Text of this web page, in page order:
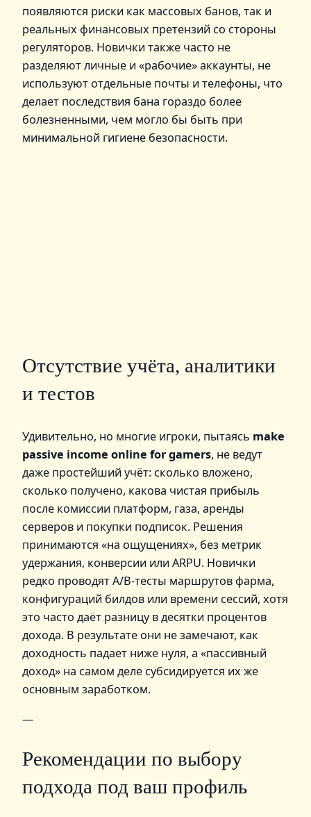
появляются риски как массовых банов, так и
реальных финансовых претензий со стороны
регуляторов. Новички также часто не
разделяют личные и «рабочие» аккаунты, не
используют отдельные почты и телефоны, что
делает последствия бана гораздо более
болезненными, чем могло бы быть при
минимальной гигиене безопасности.
Отсутствие учёта, аналитики
и тестов
Удивительно, но многие игроки, пытаясь make
passive income online for gamers, не ведут
даже простейший учёт: сколько вложено,
сколько получено, какова чистая прибыль
после комиссии платформ, газа, аренды
серверов и покупки подписок. Решения
принимаются «на ощущениях», без метрик
удержания, конверсии или ARPU. Новички
редко проводят A/B‑тесты маршрутов фарма,
конфигураций билдов или времени сессий, хотя
это часто даёт разницу в десятки процентов
дохода. В результате они не замечают, как
доходность падает ниже нуля, а «пассивный
доход» на самом деле субсидируется их же
основным заработком.
—
Рекомендации по выбору
подхода под ваш профиль